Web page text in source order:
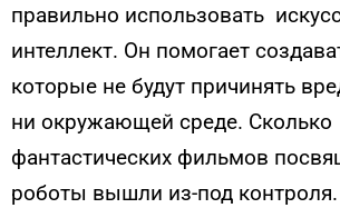
правильно использовать
интеллект. Он помогает
которые не будут причинять
ни окружающей среде. Сколько
фантастических фильмов
роботы вышли из-под